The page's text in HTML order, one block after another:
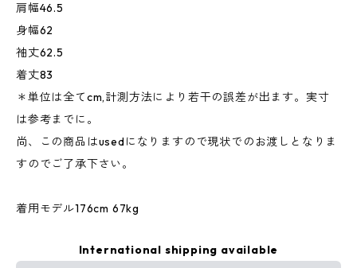
肩幅46.5
身幅62
袖丈62.5
着丈83
＊単位は全てcm,計測方法により若干の誤差が出ます。実寸
は参考までに。
尚、この商品はusedになりますので現状でのお渡しとなりま
すのでご了承下さい。
着用モデル176cm 67kg
International shipping available